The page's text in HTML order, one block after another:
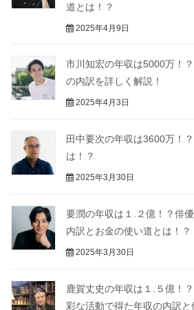
道とは！？
2025年4月9日
市川知宏の年収は5000万！
の内訳を詳しく解説！
2025年4月3日
田中要次の年収は3600万！
は！？
2025年3月30日
要潤の年収は１.２億！？俳
内訳とお金の使い道とは！？
2025年3月30日
鹿賀丈史の年収は１.５億！
彩な活動で得た年収の内訳と